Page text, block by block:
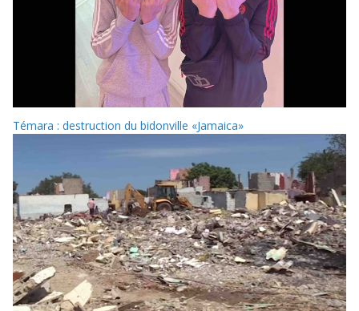
Témara : destruction du bidonville «Jamaica»